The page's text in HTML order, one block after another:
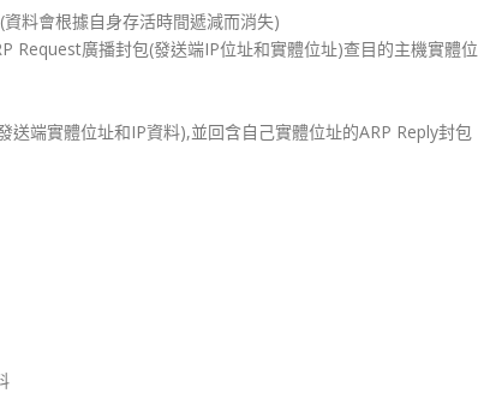
料會根據自身存活時間遞減而消失)
Request廣播封包(發送端IP位址和實體位址)查目的主機實體位
端實體位址和IP資料),並回含自己實體位址的ARP Reply封包